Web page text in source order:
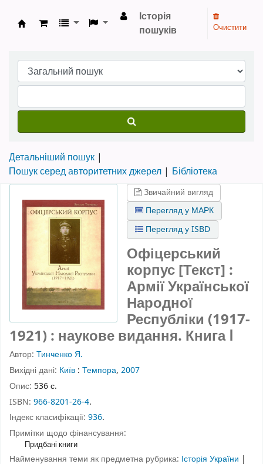
Бібліотека НТШ › Електронний каталог
Історія
пошуків
Очистити
Детальніший пошук
Пошук серед авторитетних джерел
Бібліотека
Звичайний вигляд
Перегляд у МАРК
Перегляд у ISBD
Офіцерський
корпус [Текст] :
Армії Української
Народної
Республіки (1917-
1921) : наукове видання. Книга Ⅰ
Автор: Тинченко Я.
Вихідні дані: Київ : Темпора, 2007
Опис: 536 с.
ISBN: 966-8201-26-4.
Індекс класифікації: 936.
Примітки щодо фінансування:
Придбані книги
Найменування теми як предметна рубрика: Історія України |